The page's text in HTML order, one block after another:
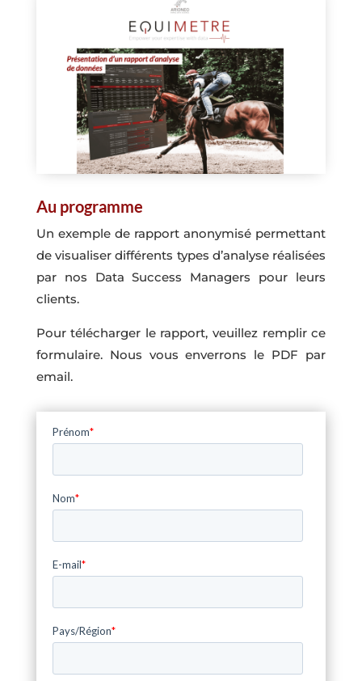
Au programme
Un exemple de rapport anonymisé permettant
de visualiser différents types d’analyse réalisées
par nos Data Success Managers pour leurs
clients.
Pour télécharger le rapport, veuillez remplir ce
formulaire. Nous vous enverrons le PDF par
email.